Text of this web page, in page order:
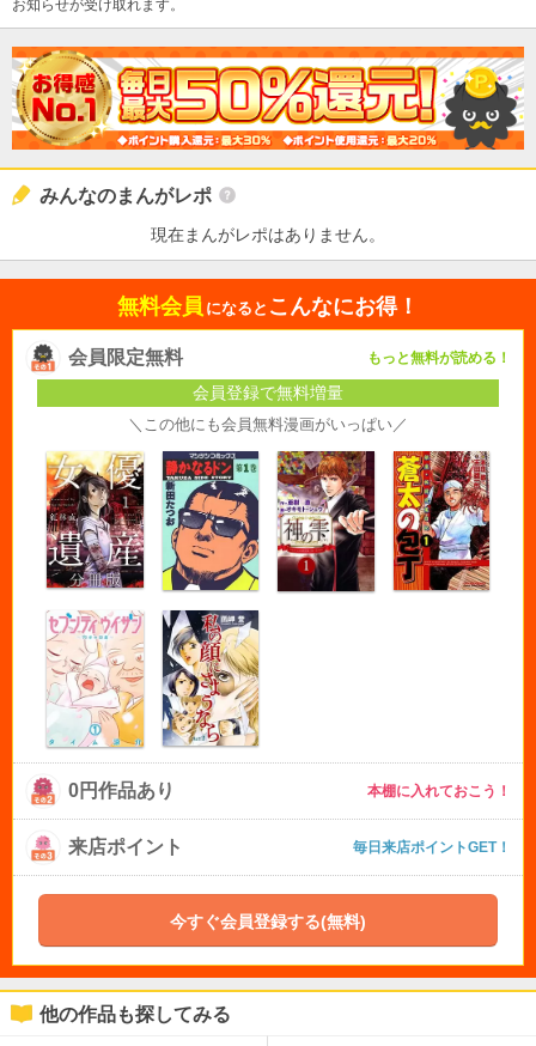
お知らせが受け取れます。
みんなのまんがレポ
現在まんがレポはありません。
無料会員 になると こんなにお得！
会員限定無料 もっと無料が読める！
会員登録で無料増量
＼この他にも会員無料漫画がいっぱい／
0円作品あり 本棚に入れておこう！
来店ポイント 毎日来店ポイントGET！
今すぐ会員登録する(無料)
他の作品も探してみる